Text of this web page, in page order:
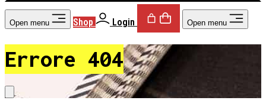
Open menu Shop Login Open menu
Errore 404